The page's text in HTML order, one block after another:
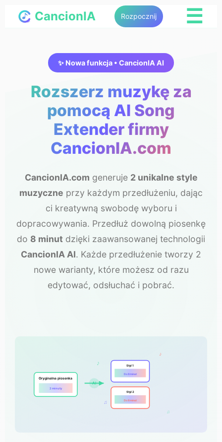
CancionIA Rozpocznij ☰
✨ Nowa funkcja • CancionIA AI
Rozszerz muzykę za
pomocą AI Song
Extender firmy
CancionIA.com
CancionIA.com generuje 2 unikalne style
muzyczne przy każdym przedłużeniu, dając
ci kreatywną swobodę wyboru i
dopracowywania. Przedłuż dowolną piosenkę
do 8 minut dzięki zaawansowanej technologii
CancionIA AI. Każde przedłużenie tworzy 2
nowe warianty, które możesz od razu
edytować, odsłuchać i pobrać.
Oryginalna piosenka
2 minuty
AI
Styl 1
Do 8 minut
Styl 2
Do 8 minut
♪
♫
♪
♫